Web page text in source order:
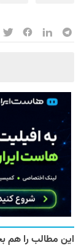
این مطالب را هم